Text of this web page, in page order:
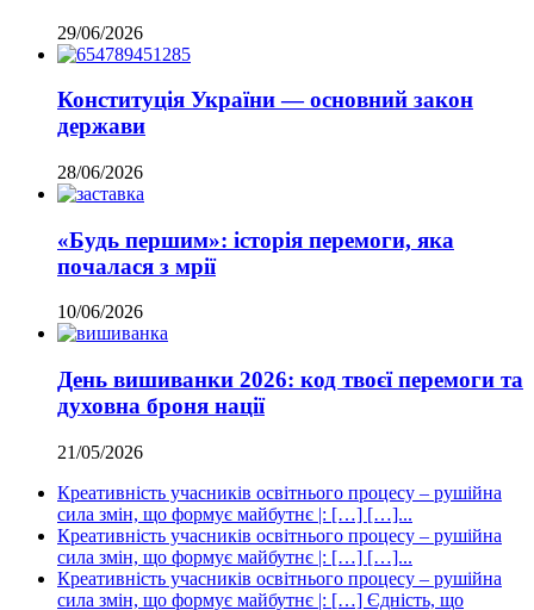
29/06/2026
Конституція України — основний закон
держави
28/06/2026
«Будь першим»: історія перемоги, яка
почалася з мрії
10/06/2026
День вишиванки 2026: код твоєї перемоги та
духовна броня нації
21/05/2026
Креативність учасників освітнього процесу – рушійна
сила змін, що формує майбутнє |: […] […]...
Креативність учасників освітнього процесу – рушійна
сила змін, що формує майбутнє |: […] […]...
Креативність учасників освітнього процесу – рушійна
сила змін, що формує майбутнє |: […] Єдність, що